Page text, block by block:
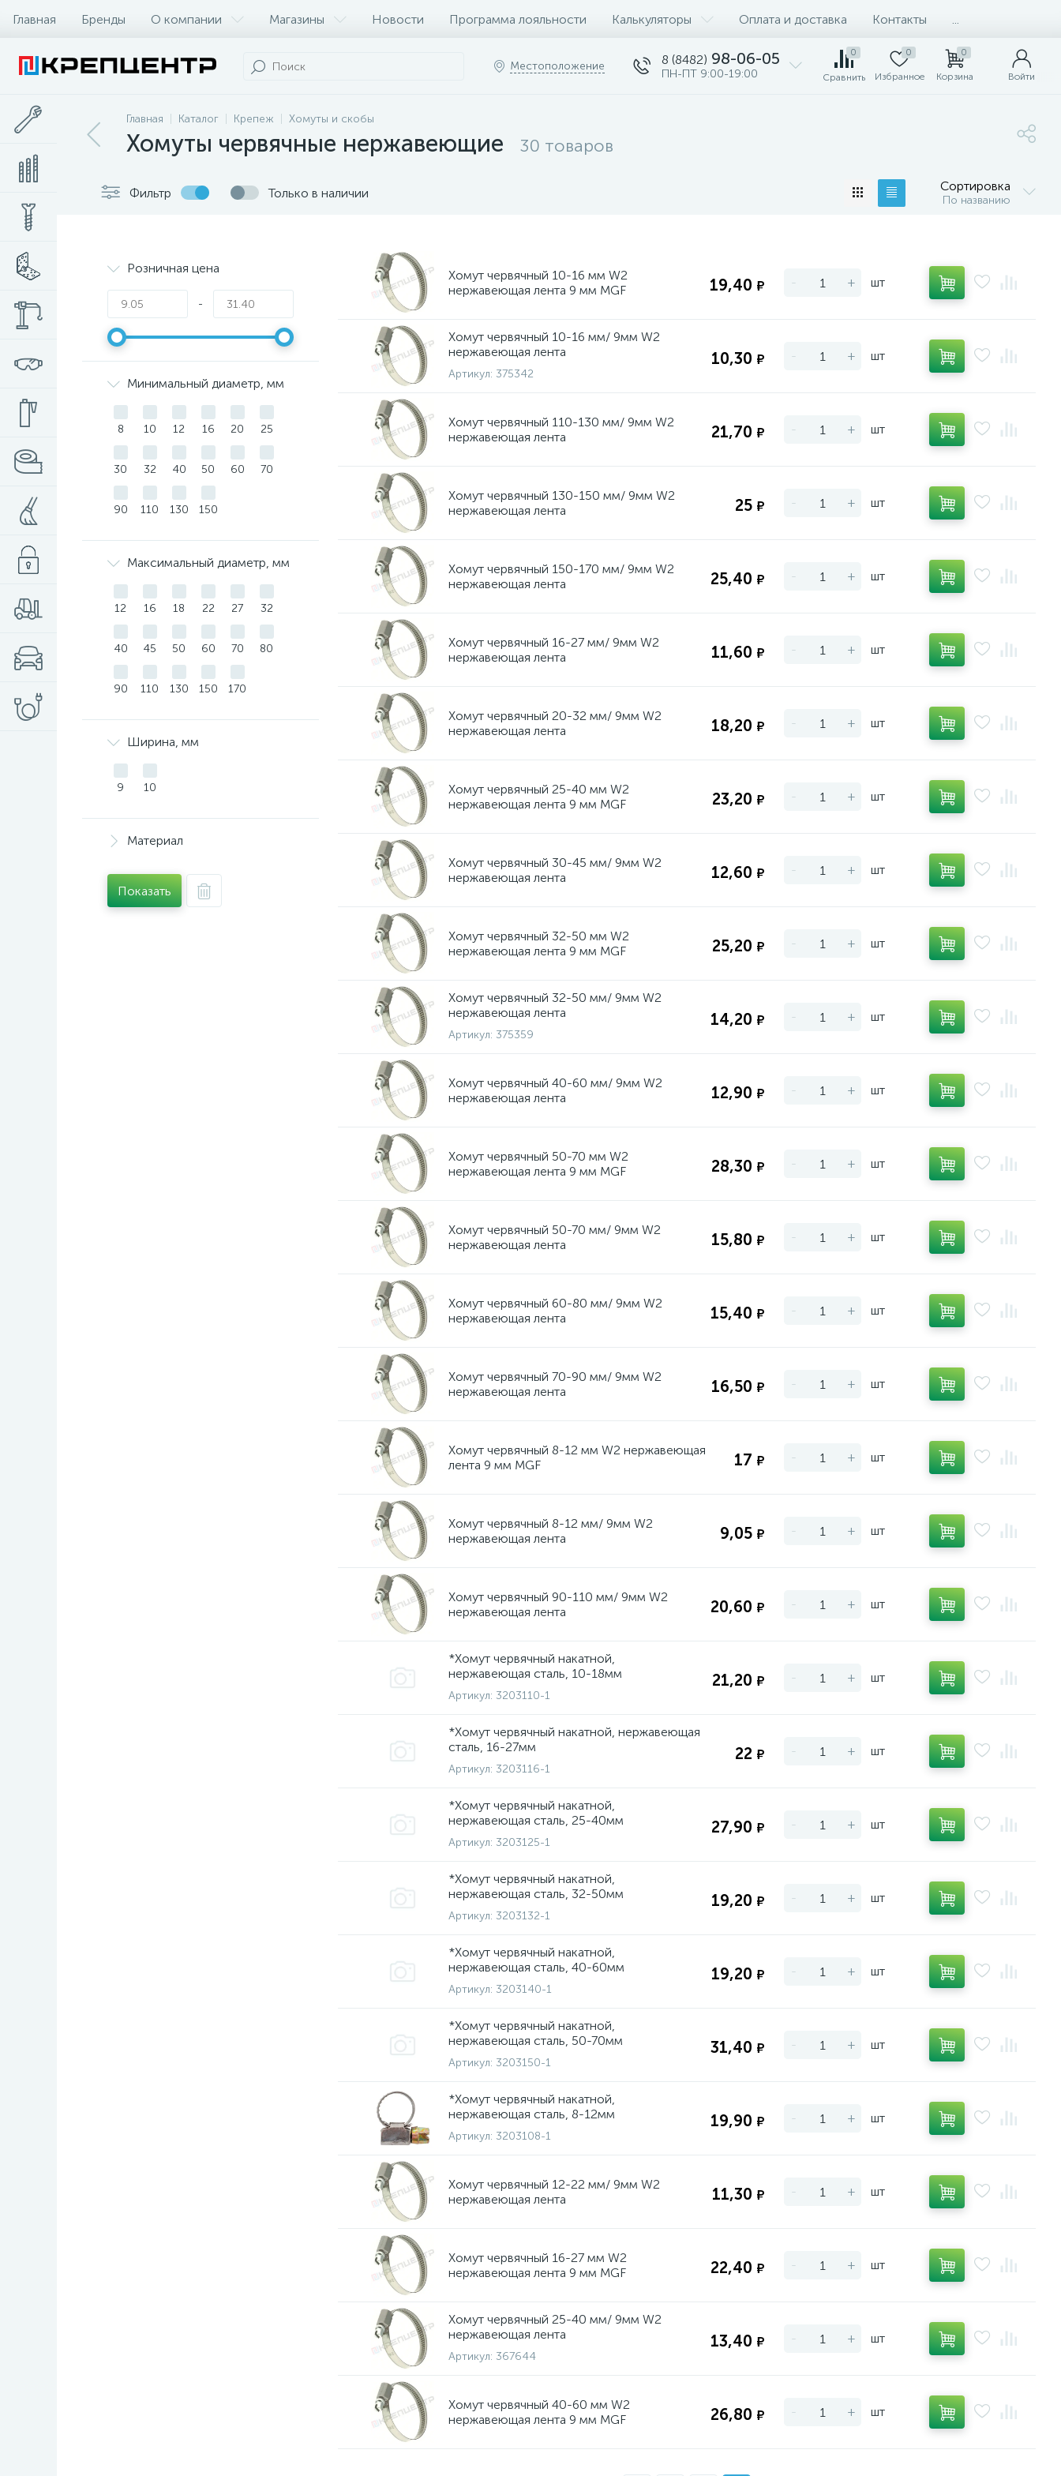
Главная Бренды О компании Магазины Новости Программа лояльности Калькуляторы Оплата и доставка Контакты
Местоположение 8 (8482) 98-06-05
ПН-ПТ 9:00-19:00
0
Сравнить
0
Избранное
0
Корзина Войти
Главная Каталог Крепеж Хомуты и скобы
Хомуты червячные нержавеющие 30 товаров
Фильтр Только в наличии Сортировка
По названию
Розничная цена
-
Минимальный диаметр, мм
8 10 12 16 20 25
30 32 40 50 60 70
90 110 130 150
Максимальный диаметр, мм
12 16 18 22 27 32
40 45 50 60 70 80
90 110 130 150 170
Ширина, мм
9 10
Материал
Показать
Хомут червячный 10-16 мм W2
нержавеющая лента 9 мм MGF
19,40 ₽ - + шт
Хомут червячный 10-16 мм/ 9мм W2
нержавеющая лента
Артикул: 375342
10,30 ₽ - + шт
Хомут червячный 110-130 мм/ 9мм W2
нержавеющая лента
21,70 ₽ - + шт
Хомут червячный 130-150 мм/ 9мм W2
нержавеющая лента
25 ₽ - + шт
Хомут червячный 150-170 мм/ 9мм W2
нержавеющая лента
25,40 ₽ - + шт
Хомут червячный 16-27 мм/ 9мм W2
нержавеющая лента
11,60 ₽ - + шт
Хомут червячный 20-32 мм/ 9мм W2
нержавеющая лента
18,20 ₽ - + шт
Хомут червячный 25-40 мм W2
нержавеющая лента 9 мм MGF
23,20 ₽ - + шт
Хомут червячный 30-45 мм/ 9мм W2
нержавеющая лента
12,60 ₽ - + шт
Хомут червячный 32-50 мм W2
нержавеющая лента 9 мм MGF
25,20 ₽ - + шт
Хомут червячный 32-50 мм/ 9мм W2
нержавеющая лента
Артикул: 375359
14,20 ₽ - + шт
Хомут червячный 40-60 мм/ 9мм W2
нержавеющая лента
12,90 ₽ - + шт
Хомут червячный 50-70 мм W2
нержавеющая лента 9 мм MGF
28,30 ₽ - + шт
Хомут червячный 50-70 мм/ 9мм W2
нержавеющая лента
15,80 ₽ - + шт
Хомут червячный 60-80 мм/ 9мм W2
нержавеющая лента
15,40 ₽ - + шт
Хомут червячный 70-90 мм/ 9мм W2
нержавеющая лента
16,50 ₽ - + шт
Хомут червячный 8-12 мм W2 нержавеющая
лента 9 мм MGF
17 ₽ - + шт
Хомут червячный 8-12 мм/ 9мм W2
нержавеющая лента
9,05 ₽ - + шт
Хомут червячный 90-110 мм/ 9мм W2
нержавеющая лента
20,60 ₽ - + шт
*Хомут червячный накатной,
нержавеющая сталь, 10-18мм
Артикул: 3203110-1
21,20 ₽ - + шт
*Хомут червячный накатной, нержавеющая
сталь, 16-27мм
Артикул: 3203116-1
22 ₽ - + шт
*Хомут червячный накатной,
нержавеющая сталь, 25-40мм
Артикул: 3203125-1
27,90 ₽ - + шт
*Хомут червячный накатной,
нержавеющая сталь, 32-50мм
Артикул: 3203132-1
19,20 ₽ - + шт
*Хомут червячный накатной,
нержавеющая сталь, 40-60мм
Артикул: 3203140-1
19,20 ₽ - + шт
*Хомут червячный накатной,
нержавеющая сталь, 50-70мм
Артикул: 3203150-1
31,40 ₽ - + шт
*Хомут червячный накатной,
нержавеющая сталь, 8-12мм
Артикул: 3203108-1
19,90 ₽ - + шт
Хомут червячный 12-22 мм/ 9мм W2
нержавеющая лента
11,30 ₽ - + шт
Хомут червячный 16-27 мм W2
нержавеющая лента 9 мм MGF
22,40 ₽ - + шт
Хомут червячный 25-40 мм/ 9мм W2
нержавеющая лента
Артикул: 367644
13,40 ₽ - + шт
Хомут червячный 40-60 мм W2
нержавеющая лента 9 мм MGF
26,80 ₽ - + шт